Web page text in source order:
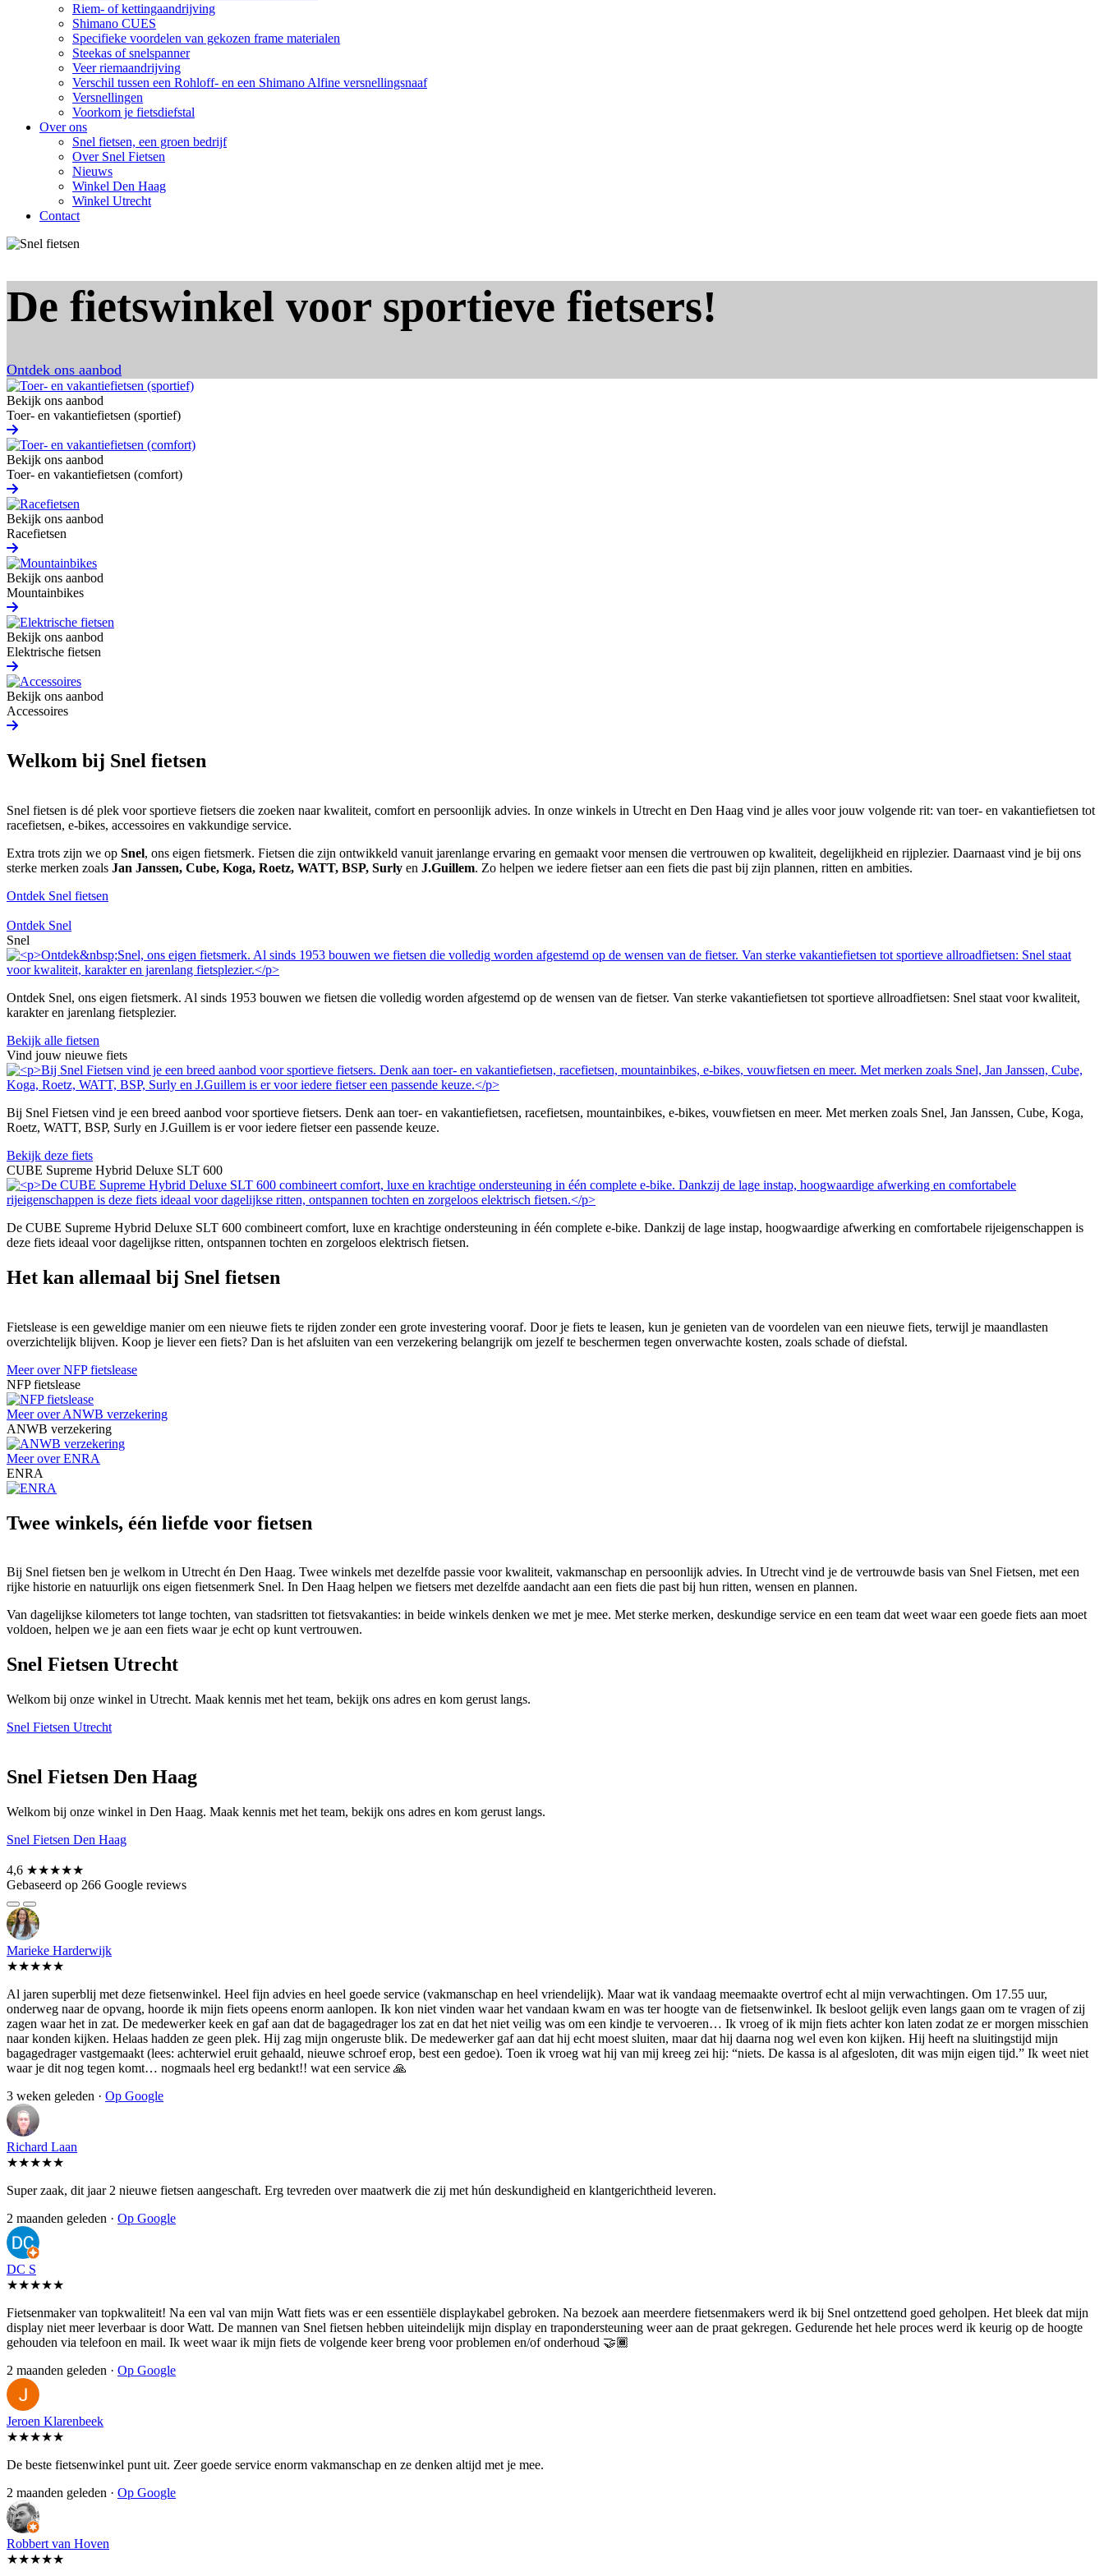
Riem- of kettingaandrijving
Shimano CUES
Specifieke voordelen van gekozen frame materialen
Steekas of snelspanner
Veer riemaandrijving
Verschil tussen een Rohloff- en een Shimano Alfine versnellingsnaaf
Versnellingen
Voorkom je fietsdiefstal
Over ons
Snel fietsen, een groen bedrijf
Over Snel Fietsen
Nieuws
Winkel Den Haag
Winkel Utrecht
Contact
De fietswinkel voor sportieve fietsers!
Ontdek ons aanbod
Bekijk ons aanbod
Toer- en vakantiefietsen (sportief)
Bekijk ons aanbod
Toer- en vakantiefietsen (comfort)
Bekijk ons aanbod
Racefietsen
Bekijk ons aanbod
Mountainbikes
Bekijk ons aanbod
Elektrische fietsen
Bekijk ons aanbod
Accessoires
Welkom bij Snel fietsen
Snel fietsen is dé plek voor sportieve fietsers die zoeken naar kwaliteit, comfort en persoonlijk advies. In onze winkels in Utrecht en Den Haag vind je alles voor jouw volgende rit: van toer- en vakantiefietsen tot
racefietsen, e-bikes, accessoires en vakkundige service.
Extra trots zijn we op Snel, ons eigen fietsmerk. Fietsen die zijn ontwikkeld vanuit jarenlange ervaring en gemaakt voor mensen die vertrouwen op kwaliteit, degelijkheid en rijplezier. Daarnaast vind je bij ons
sterke merken zoals Jan Janssen, Cube, Koga, Roetz, WATT, BSP, Surly en J.Guillem. Zo helpen we iedere fietser aan een fiets die past bij zijn plannen, ritten en ambities.
Ontdek Snel fietsen
Ontdek Snel
Snel
Ontdek Snel, ons eigen fietsmerk. Al sinds 1953 bouwen we fietsen die volledig worden afgestemd op de wensen van de fietser. Van sterke vakantiefietsen tot sportieve allroadfietsen: Snel staat voor kwaliteit,
karakter en jarenlang fietsplezier.
Bekijk alle fietsen
Vind jouw nieuwe fiets
Bij Snel Fietsen vind je een breed aanbod voor sportieve fietsers. Denk aan toer- en vakantiefietsen, racefietsen, mountainbikes, e-bikes, vouwfietsen en meer. Met merken zoals Snel, Jan Janssen, Cube, Koga,
Roetz, WATT, BSP, Surly en J.Guillem is er voor iedere fietser een passende keuze.
Bekijk deze fiets
CUBE Supreme Hybrid Deluxe SLT 600
De CUBE Supreme Hybrid Deluxe SLT 600 combineert comfort, luxe en krachtige ondersteuning in één complete e-bike. Dankzij de lage instap, hoogwaardige afwerking en comfortabele rijeigenschappen is
deze fiets ideaal voor dagelijkse ritten, ontspannen tochten en zorgeloos elektrisch fietsen.
Het kan allemaal bij Snel fietsen
Fietslease is een geweldige manier om een nieuwe fiets te rijden zonder een grote investering vooraf. Door je fiets te leasen, kun je genieten van de voordelen van een nieuwe fiets, terwijl je maandlasten
overzichtelijk blijven. Koop je liever een fiets? Dan is het afsluiten van een verzekering belangrijk om jezelf te beschermen tegen onverwachte kosten, zoals schade of diefstal.
Meer over NFP fietslease
NFP fietslease
Meer over ANWB verzekering
ANWB verzekering
Meer over ENRA
ENRA
Twee winkels, één liefde voor fietsen
Bij Snel fietsen ben je welkom in Utrecht én Den Haag. Twee winkels met dezelfde passie voor kwaliteit, vakmanschap en persoonlijk advies. In Utrecht vind je de vertrouwde basis van Snel Fietsen, met een
rijke historie en natuurlijk ons eigen fietsenmerk Snel. In Den Haag helpen we fietsers met dezelfde aandacht aan een fiets die past bij hun ritten, wensen en plannen.
Van dagelijkse kilometers tot lange tochten, van stadsritten tot fietsvakanties: in beide winkels denken we met je mee. Met sterke merken, deskundige service en een team dat weet waar een goede fiets aan moet
voldoen, helpen we je aan een fiets waar je echt op kunt vertrouwen.
Snel Fietsen Utrecht
Welkom bij onze winkel in Utrecht. Maak kennis met het team, bekijk ons adres en kom gerust langs.
Snel Fietsen Utrecht
Snel Fietsen Den Haag
Welkom bij onze winkel in Den Haag. Maak kennis met het team, bekijk ons adres en kom gerust langs.
Snel Fietsen Den Haag
4,6 ★★★★★
Gebaseerd op 266 Google reviews
Marieke Harderwijk
★★★★★
Al jaren superblij met deze fietsenwinkel. Heel fijn advies en heel goede service (vakmanschap en heel vriendelijk). Maar wat ik vandaag meemaakte overtrof echt al mijn verwachtingen. Om 17.55 uur,
onderweg naar de opvang, hoorde ik mijn fiets opeens enorm aanlopen. Ik kon niet vinden waar het vandaan kwam en was ter hoogte van de fietsenwinkel. Ik besloot gelijk even langs gaan om te vragen of zij
zagen waar het in zat. De medewerker keek en gaf aan dat de bagagedrager los zat en dat het niet veilig was om een kindje te vervoeren… Ik vroeg of ik mijn fiets achter kon laten zodat ze er morgen misschien
naar konden kijken. Helaas hadden ze geen plek. Hij zag mijn ongeruste blik. De medewerker gaf aan dat hij echt moest sluiten, maar dat hij daarna nog wel even kon kijken. Hij heeft na sluitingstijd mijn
bagagedrager vastgemaakt (lees: achterwiel eruit gehaald, nieuwe schroef erop, best een gedoe). Toen ik vroeg wat hij van mij kreeg zei hij: “niets. De kassa is al afgesloten, dit was mijn eigen tijd.” Ik weet niet
waar je dit nog tegen komt… nogmaals heel erg bedankt!! wat een service 🙏
3 weken geleden · Op Google
Richard Laan
★★★★★
Super zaak, dit jaar 2 nieuwe fietsen aangeschaft. Erg tevreden over maatwerk die zij met hún deskundigheid en klantgerichtheid leveren.
2 maanden geleden · Op Google
DC S
★★★★★
Fietsenmaker van topkwaliteit! Na een val van mijn Watt fiets was er een essentiële displaykabel gebroken. Na bezoek aan meerdere fietsenmakers werd ik bij Snel ontzettend goed geholpen. Het bleek dat mijn
display niet meer leverbaar is door Watt. De mannen van Snel fietsen hebben uiteindelijk mijn display en trapondersteuning weer aan de praat gekregen. Gedurende het hele proces werd ik keurig op de hoogte
gehouden via telefoon en mail. Ik weet waar ik mijn fiets de volgende keer breng voor problemen en/of onderhoud 🤝🏾
2 maanden geleden · Op Google
Jeroen Klarenbeek
★★★★★
De beste fietsenwinkel punt uit. Zeer goede service enorm vakmanschap en ze denken altijd met je mee.
2 maanden geleden · Op Google
Robbert van Hoven
★★★★★